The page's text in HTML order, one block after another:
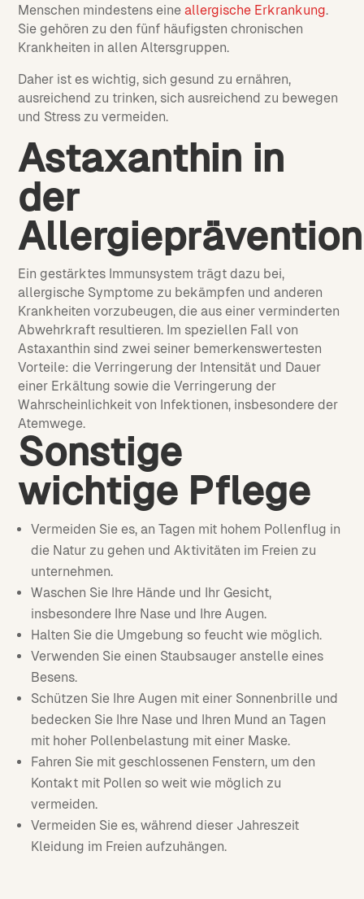
Menschen mindestens eineallergische Erkrankung.
Sie gehören zu den fünf häufigsten chronischen
Krankheiten in allen Altersgruppen.
Daher ist es wichtig, sich gesund zu ernähren,
ausreichend zu trinken, sich ausreichend zu bewegen
und Stress zu vermeiden.
Astaxanthin in
der
Allergieprävention
Ein gestärktes Immunsystem trägt dazu bei,
allergische Symptome zu bekämpfen und anderen
Krankheiten vorzubeugen, die aus einer verminderten
Abwehrkraft resultieren. Im speziellen Fall von
Astaxanthin sind zwei seiner bemerkenswertesten
Vorteile: die Verringerung der Intensität und Dauer
einer Erkältung sowie die Verringerung der
Wahrscheinlichkeit von Infektionen, insbesondere der
Atemwege.
Sonstige
wichtige Pflege
Vermeiden Sie es, an Tagen mit hohem Pollenflug in
die Natur zu gehen und Aktivitäten im Freien zu
unternehmen.
Waschen Sie Ihre Hände und Ihr Gesicht,
insbesondere Ihre Nase und Ihre Augen.
Halten Sie die Umgebung so feucht wie möglich.
Verwenden Sie einen Staubsauger anstelle eines
Besens.
Schützen Sie Ihre Augen mit einer Sonnenbrille und
bedecken Sie Ihre Nase und Ihren Mund an Tagen
mit hoher Pollenbelastung mit einer Maske.
Fahren Sie mit geschlossenen Fenstern, um den
Kontakt mit Pollen so weit wie möglich zu
vermeiden.
Vermeiden Sie es, während dieser Jahreszeit
Kleidung im Freien aufzuhängen.